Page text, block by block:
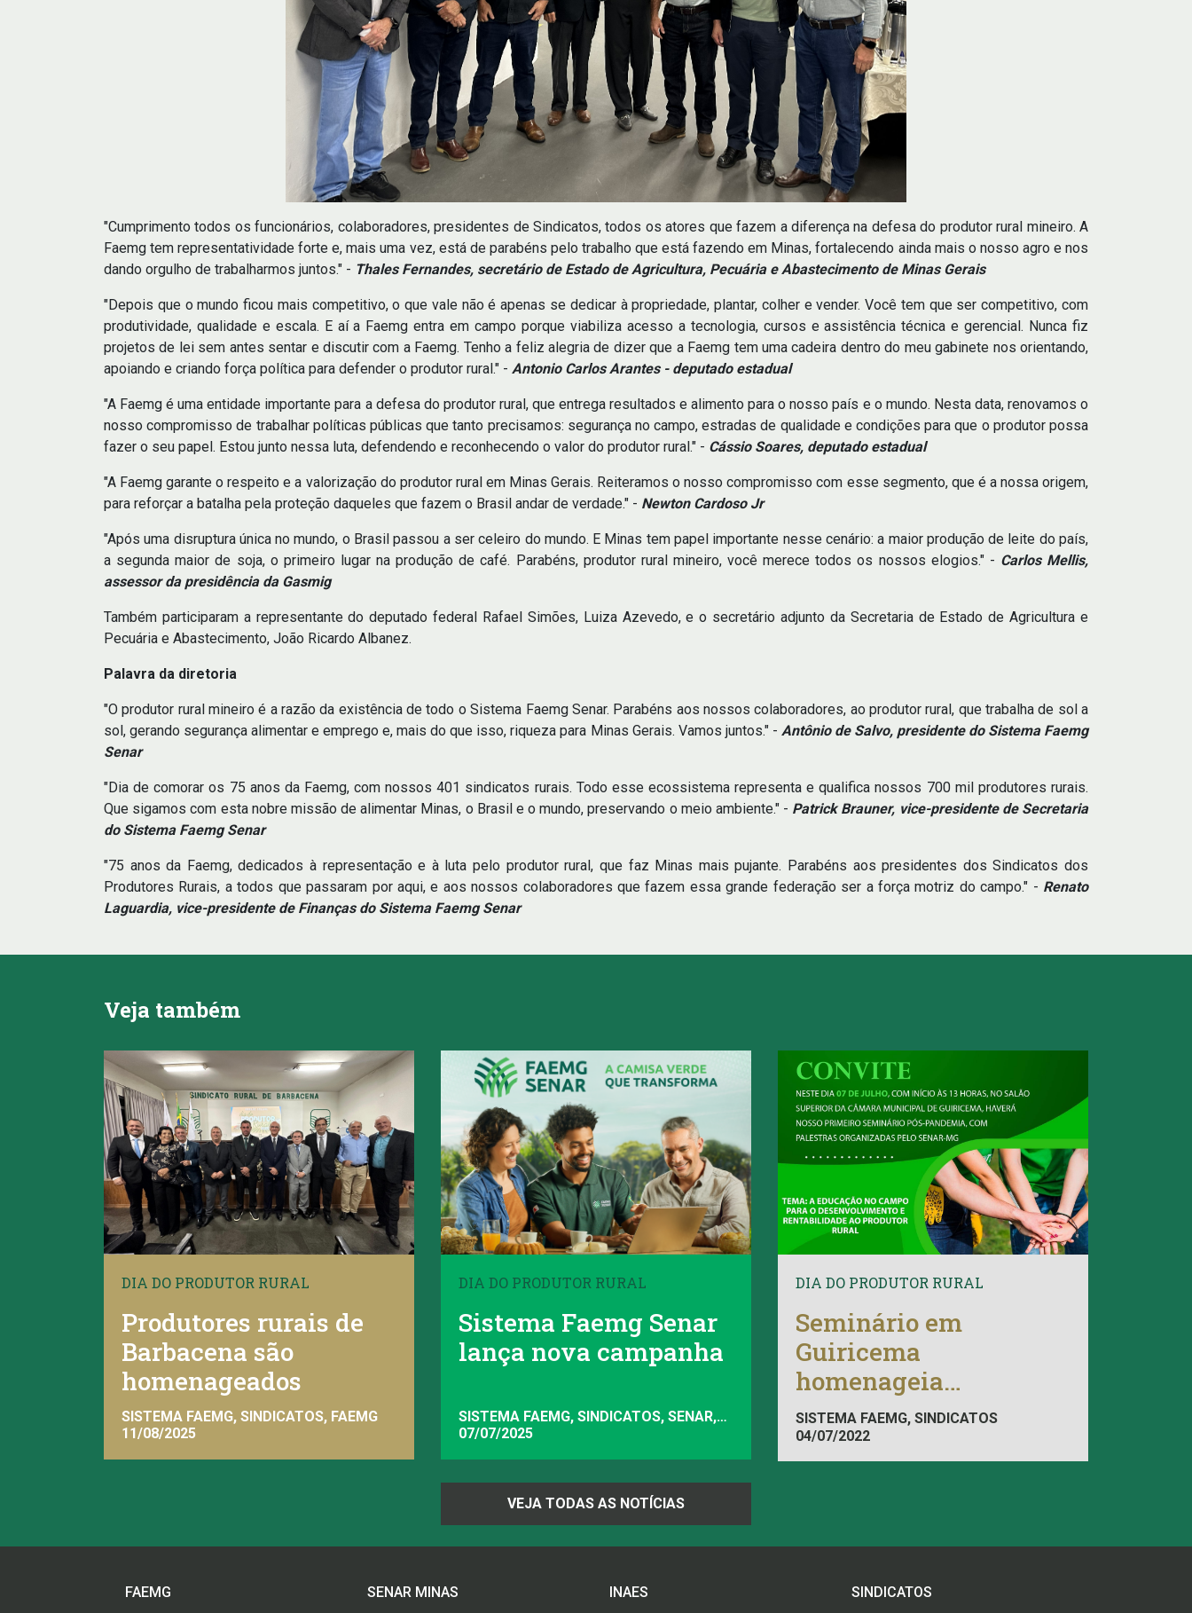
"Cumprimento todos os funcionários, colaboradores, presidentes de Sindicatos, todos os atores que fazem a diferença na defesa do produtor rural mineiro. A
Faemg tem representatividade forte e, mais uma vez, está de parabéns pelo trabalho que está fazendo em Minas, fortalecendo ainda mais o nosso agro e nos
dando orgulho de trabalharmos juntos." - Thales Fernandes, secretário de Estado de Agricultura, Pecuária e Abastecimento de Minas Gerais
"Depois que o mundo ficou mais competitivo, o que vale não é apenas se dedicar à propriedade, plantar, colher e vender. Você tem que ser competitivo, com
produtividade, qualidade e escala. E aí a Faemg entra em campo porque viabiliza acesso a tecnologia, cursos e assistência técnica e gerencial. Nunca fiz
projetos de lei sem antes sentar e discutir com a Faemg. Tenho a feliz alegria de dizer que a Faemg tem uma cadeira dentro do meu gabinete nos orientando,
apoiando e criando força política para defender o produtor rural." - Antonio Carlos Arantes - deputado estadual
"A Faemg é uma entidade importante para a defesa do produtor rural, que entrega resultados e alimento para o nosso país e o mundo. Nesta data, renovamos o
nosso compromisso de trabalhar políticas públicas que tanto precisamos: segurança no campo, estradas de qualidade e condições para que o produtor possa
fazer o seu papel. Estou junto nessa luta, defendendo e reconhecendo o valor do produtor rural." - Cássio Soares, deputado estadual
"A Faemg garante o respeito e a valorização do produtor rural em Minas Gerais. Reiteramos o nosso compromisso com esse segmento, que é a nossa origem,
para reforçar a batalha pela proteção daqueles que fazem o Brasil andar de verdade." - Newton Cardoso Jr
"Após uma disruptura única no mundo, o Brasil passou a ser celeiro do mundo. E Minas tem papel importante nesse cenário: a maior produção de leite do país,
a segunda maior de soja, o primeiro lugar na produção de café. Parabéns, produtor rural mineiro, você merece todos os nossos elogios." - Carlos Mellis,
assessor da presidência da Gasmig
Também participaram a representante do deputado federal Rafael Simões, Luiza Azevedo, e o secretário adjunto da Secretaria de Estado de Agricultura e
Pecuária e Abastecimento, João Ricardo Albanez.
Palavra da diretoria
"O produtor rural mineiro é a razão da existência de todo o Sistema Faemg Senar. Parabéns aos nossos colaboradores, ao produtor rural, que trabalha de sol a
sol, gerando segurança alimentar e emprego e, mais do que isso, riqueza para Minas Gerais. Vamos juntos." - Antônio de Salvo, presidente do Sistema Faemg
Senar
"Dia de comorar os 75 anos da Faemg, com nossos 401 sindicatos rurais. Todo esse ecossistema representa e qualifica nossos 700 mil produtores rurais.
Que sigamos com esta nobre missão de alimentar Minas, o Brasil e o mundo, preservando o meio ambiente." - Patrick Brauner, vice-presidente de Secretaria
do Sistema Faemg Senar
"75 anos da Faemg, dedicados à representação e à luta pelo produtor rural, que faz Minas mais pujante. Parabéns aos presidentes dos Sindicatos dos
Produtores Rurais, a todos que passaram por aqui, e aos nossos colaboradores que fazem essa grande federação ser a força motriz do campo." - Renato
Laguardia, vice-presidente de Finanças do Sistema Faemg Senar
Veja também
DIA DO PRODUTOR RURAL
Produtores rurais de
Barbacena são
homenageados
SISTEMA FAEMG, SINDICATOS, FAEMG
11/08/2025
DIA DO PRODUTOR RURAL
Sistema Faemg Senar
lança nova campanha
SISTEMA FAEMG, SINDICATOS, SENAR,
FAEMG
07/07/2025
DIA DO PRODUTOR RURAL
Seminário em
Guiricema
homenageia
produtores
SISTEMA FAEMG, SINDICATOS
04/07/2022
VEJA TODAS AS NOTÍCIAS
FAEMG SENAR MINAS INAES SINDICATOS